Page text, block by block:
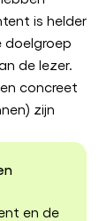
is helder
doelgroep
de lezer.
concreet
zijn
en de